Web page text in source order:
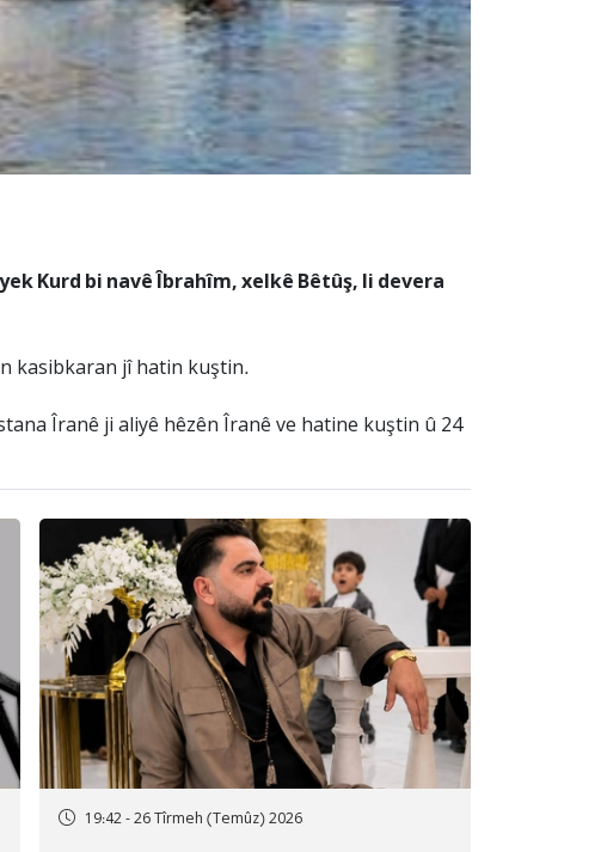
Kurd bi navê Îbrahîm, xelkê Bêtûş, li devera
kasibkaran jî hatin kuştin.
Îranê ji aliyê hêzên Îranê ve hatine kuştin û 24
19:42 - 26 Tîrmeh (Temûz) 2026